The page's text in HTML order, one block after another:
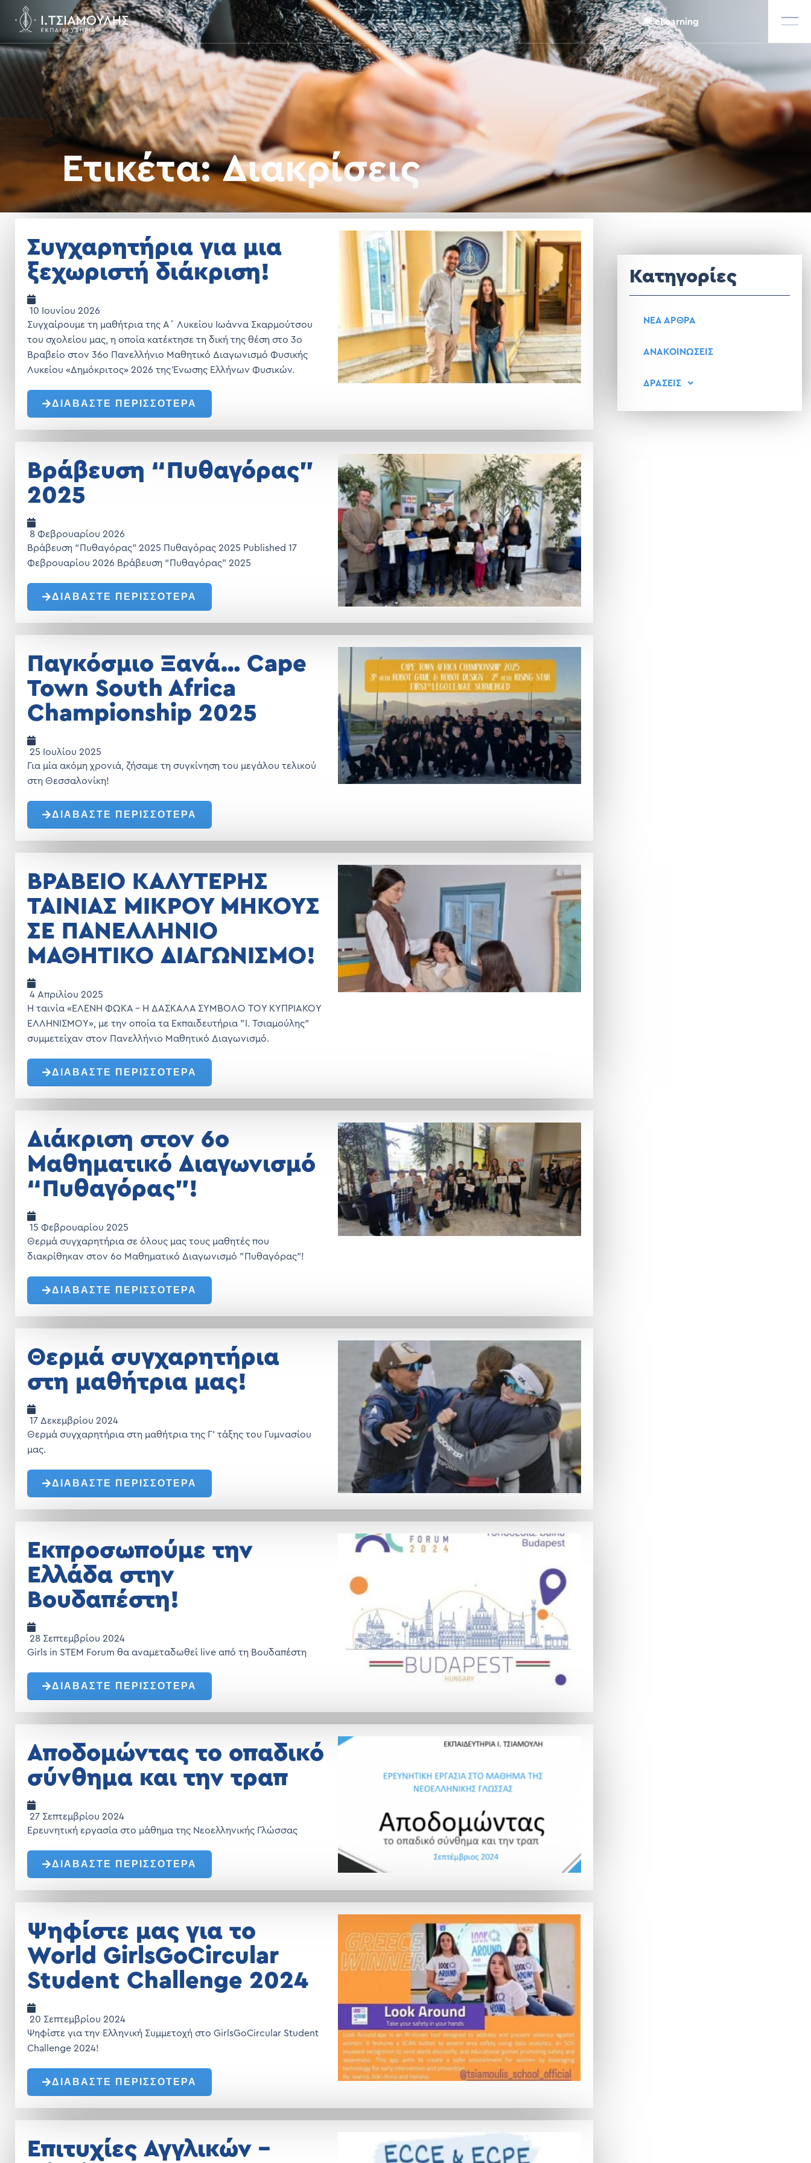
eLearning
Ετικέτα:Διακρίσεις
Συγχαρητήρια για μια
ξεχωριστή διάκριση!
10 Ιουνίου 2026
Συγχαίρουμε τη μαθήτρια της Α΄ Λυκείου Ιωάννα Σκαρμούτσου
του σχολείου μας, η οποία κατέκτησε τη δική της θέση στο 3ο
Βραβείο στον 36ο Πανελλήνιο Μαθητικό Διαγωνισμό Φυσικής
Λυκείου «Δημόκριτος» 2026 της Ένωσης Ελλήνων Φυσικών.
ΔΙΑΒΑΣΤΕ ΠΕΡΙΣΣΟΤΕΡΑ
Βράβευση “Πυθαγόρας”
2025
8 Φεβρουαρίου 2026
Βράβευση “Πυθαγόρας” 2025 Πυθαγόρας 2025 Published 17
Φεβρουαρίου 2026 Βράβευση “Πυθαγόρας” 2025
ΔΙΑΒΑΣΤΕ ΠΕΡΙΣΣΟΤΕΡΑ
Παγκόσμιο Ξανά… Cape
Town South Africa
Championship 2025
25 Ιουλίου 2025
Για μία ακόμη χρονιά, ζήσαμε τη συγκίνηση του μεγάλου τελικού
στη Θεσσαλονίκη!
ΔΙΑΒΑΣΤΕ ΠΕΡΙΣΣΟΤΕΡΑ
ΒΡΑΒΕΙΟ ΚΑΛΥΤΕΡΗΣ
ΤΑΙΝΙΑΣ ΜΙΚΡΟΥ ΜΗΚΟΥΣ
ΣΕ ΠΑΝΕΛΛΗΝΙΟ
ΜΑΘΗΤΙΚΟ ΔΙΑΓΩΝΙΣΜΟ!
4 Απριλίου 2025
Η ταινία «ΕΛΕΝΗ ΦΩΚΑ - Η ΔΑΣΚΑΛΑ ΣΥΜΒΟΛΟ ΤΟΥ ΚΥΠΡΙΑΚΟΥ
ΕΛΛΗΝΙΣΜΟΥ», με την οποία τα Εκπαιδευτήρια "Ι. Τσιαμούλης"
συμμετείχαν στον Πανελλήνιο Μαθητικό Διαγωνισμό.
ΔΙΑΒΑΣΤΕ ΠΕΡΙΣΣΟΤΕΡΑ
Διάκριση στον 6ο
Μαθηματικό Διαγωνισμό
“Πυθαγόρας”!
15 Φεβρουαρίου 2025
Θερμά συγχαρητήρια σε όλους μας τους μαθητές που
διακρίθηκαν στον 6ο Μαθηματικό Διαγωνισμό "Πυθαγόρας"!
ΔΙΑΒΑΣΤΕ ΠΕΡΙΣΣΟΤΕΡΑ
Θερμά συγχαρητήρια
στη μαθήτρια μας!
17 Δεκεμβρίου 2024
Θερμά συγχαρητήρια στη μαθήτρια της Γ’ τάξης του Γυμνασίου
μας.
ΔΙΑΒΑΣΤΕ ΠΕΡΙΣΣΟΤΕΡΑ
Εκπροσωπούμε την
Ελλάδα στην
Βουδαπέστη!
28 Σεπτεμβρίου 2024
Girls in STEM Forum θα αναμεταδωθεί live από τη Βουδαπέστη
ΔΙΑΒΑΣΤΕ ΠΕΡΙΣΣΟΤΕΡΑ
Αποδομώντας το οπαδικό
σύνθημα και την τραπ
27 Σεπτεμβρίου 2024
Ερευνητική εργασία στο μάθημα της Νεοελληνικής Γλώσσας
ΔΙΑΒΑΣΤΕ ΠΕΡΙΣΣΟΤΕΡΑ
Ψηφίστε μας για το
World GirlsGoCircular
Student Challenge 2024
20 Σεπτεμβρίου 2024
Ψηφίστε για την Ελληνική Συμμετοχή στο GirlsGoCircular Student
Challenge 2024!
ΔΙΑΒΑΣΤΕ ΠΕΡΙΣΣΟΤΕΡΑ
Επιτυχίες Αγγλικών –
Κατηγορίες
ΝΕΑ ΑΡΘΡΑ
ΑΝΑΚΟΙΝΩΣΕΙΣ
ΔΡΑΣΕΙΣ